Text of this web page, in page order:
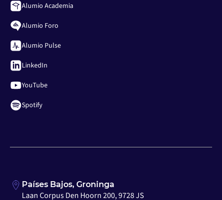
Alumio Academia
Alumio Foro
Alumio Pulse
LinkedIn
YouTube
Spotify
Países Bajos, Groninga
Laan Corpus Den Hoorn 200, 9728 JS